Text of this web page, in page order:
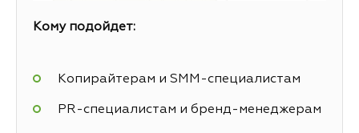
Кому подойдет:
Копирайтерам и SMM-специалистам
PR-специалистам и бренд-менеджерам